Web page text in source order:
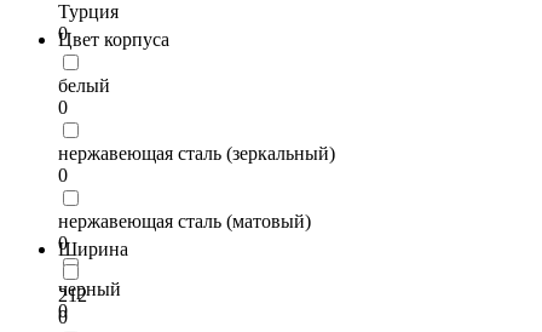
Турция
0
Цвет корпуса
белый
0
нержавеющая сталь (зеркальный)
0
нержавеющая сталь (матовый)
0
черный
0
Ширина
212
0